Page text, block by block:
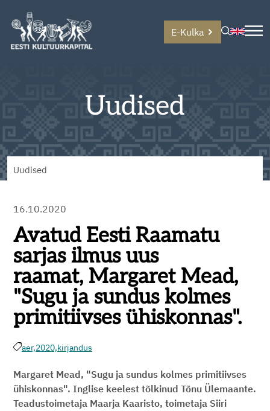
E-Kulka
Uudised
Uudised
16.10.2020
Avatud Eesti Raamatu
sarjas ilmus uus
raamat, Margaret Mead,
"Sugu ja sundus kolmes
primitiivses ühiskonnas".
aer,2020,kirjandus
Margaret Mead, "Sugu ja sundus kolmes primitiivses
ühiskonnas". Inglise keelest tõlkinud Tõnu Ülemaante.
Teadustoimetaja Maarja Kaaristo, toimetaja Siiri